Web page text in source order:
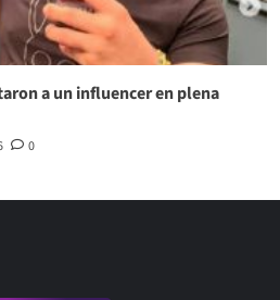
a un influencer en plena
0